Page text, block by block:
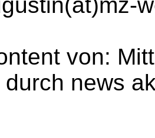
von:
news